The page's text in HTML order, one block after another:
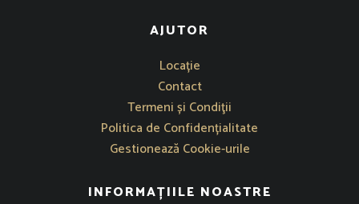
AJUTOR
Se deschide într-o fereastră nouă
Locație
Contact
Termeni și Condiţii
Politica de Confidențialitate
Gestionează Cookie-urile
INFORMAȚIILE NOASTRE